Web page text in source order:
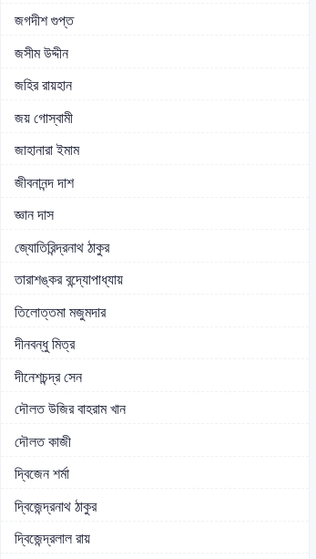
জগদীশ গুপ্ত
জসীম উদ্দীন
জহির রায়হান
জয় গোস্বামী
জাহানারা ইমাম
জীবনানন্দ দাশ
জ্ঞান দাস
জ্যোতিরিন্দ্রনাথ ঠাকুর
তারাশঙ্কর বন্দ্যোপাধ্যায়
তিলোত্তমা মজুমদার
দীনবন্ধু মিত্র
দীনেশচন্দ্র সেন
দৌলত উজির বাহরাম খান
দৌলত কাজী
দ্বিজেন শর্মা
দ্বিজেন্দ্রনাথ ঠাকুর
দ্বিজেন্দ্রলাল রায়